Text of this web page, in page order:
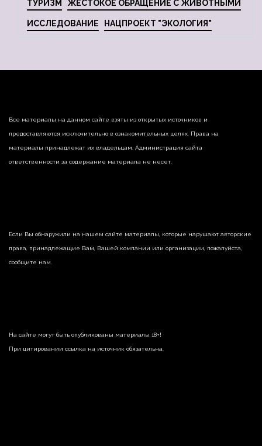
ТУРИЗМ ЖЕСТОКОЕ ОБРАЩЕНИЕ С ЖИВОТНЫМИ
ИССЛЕДОВАНИЕ НАЦПРОЕКТ "ЭКОЛОГИЯ"
Все материалы на данном сайте взяты из открытых источников и
предоставляются исключительно в ознакомительных целях. Права на
материалы принадлежат их владельцам. Администрация сайта
ответственности за содержание материала не несет.
Если Вы обнаружили на нашем сайте материалы, которые нарушают авторские
права, принадлежащие Вам, Вашей компании или организации, пожалуйста,
сообщите нам.
На сайте могут быть опубликованы материалы 18+!
При цитировании ссылка на источник обязательна.